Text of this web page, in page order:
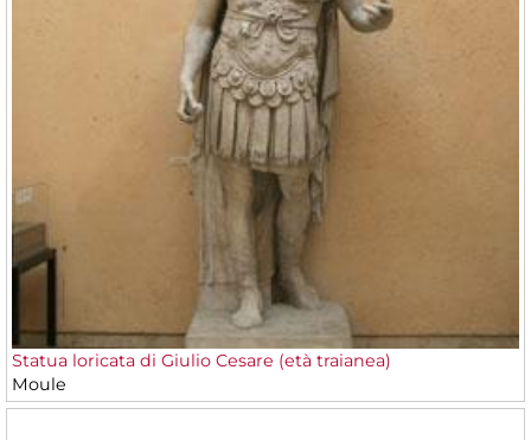
Statua loricata di Giulio Cesare (età traianea)
Moule